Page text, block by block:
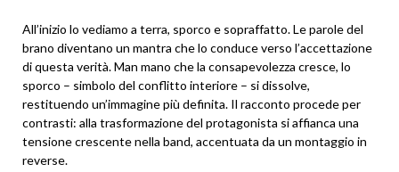
All’inizio lo vediamo a terra, sporco e sopraffatto. Le parole del
brano diventano un mantra che lo conduce verso l’accettazione
di questa verità. Man mano che la consapevolezza cresce, lo
sporco – simbolo del conflitto interiore – si dissolve,
restituendo un’immagine più definita. Il racconto procede per
contrasti: alla trasformazione del protagonista si affianca una
tensione crescente nella band, accentuata da un montaggio in
reverse.